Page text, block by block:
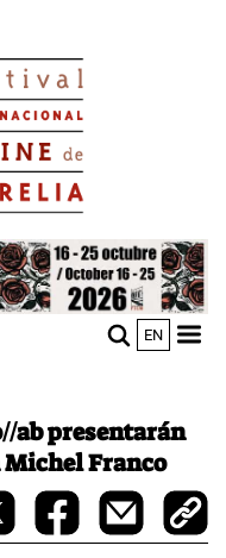
EN
ab presentarán
Franco